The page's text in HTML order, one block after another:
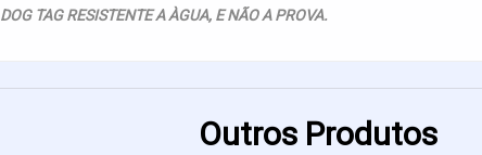
DOG TAG RESISTENTE A ÀGUA, E NÃO A PROVA.
Outros Produtos